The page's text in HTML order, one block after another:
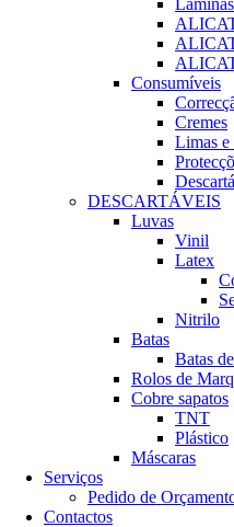
Consumíveis
Cremes
Limas
DESCARTÁVEIS
Luvas
Vinil
Latex
Nitrilo
Batas
Batas
Rolos de
Cobre sapatos
TNT
Plástico
Máscaras
Serviços
Pedido de
Contactos